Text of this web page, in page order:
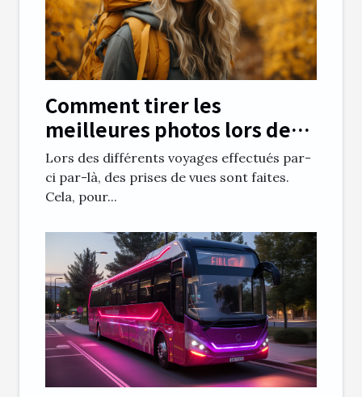
Comment tirer les
meilleures photos lors des
voyages ?
Lors des différents voyages effectués par-
ci par-là, des prises de vues sont faites.
Cela, pour...